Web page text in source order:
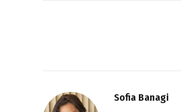
Sofia Banagi